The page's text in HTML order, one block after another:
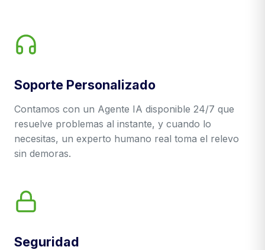
Soporte Personalizado
Contamos con un Agente IA disponible 24/7 que
resuelve problemas al instante, y cuando lo
necesitas, un experto humano real toma el relevo
sin demoras.
Seguridad